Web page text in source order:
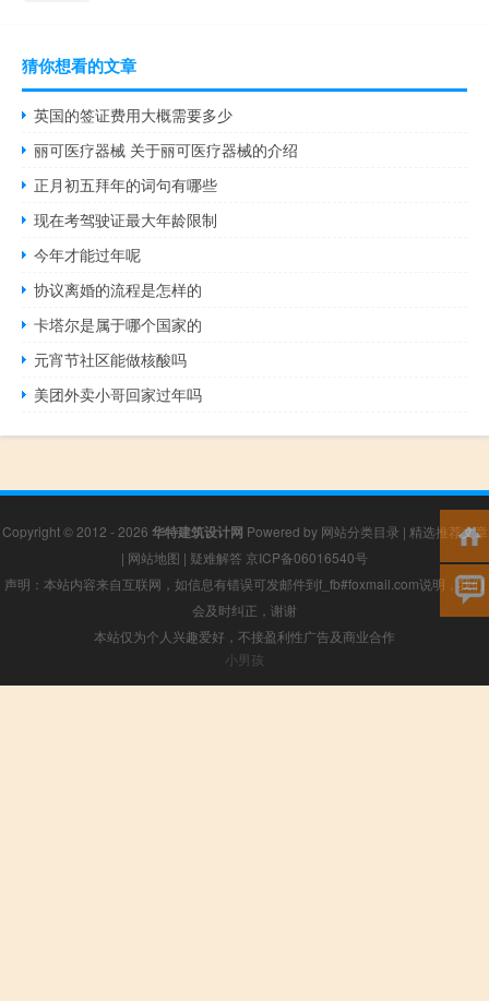
猜你想看的文章
英国的签证费用大概需要多少
丽可医疗器械 关于丽可医疗器械的介绍
正月初五拜年的词句有哪些
现在考驾驶证最大年龄限制
今年才能过年呢
协议离婚的流程是怎样的
卡塔尔是属于哪个国家的
元宵节社区能做核酸吗
美团外卖小哥回家过年吗
Copyright © 2012 - 2026 华特建筑设计网 Powered by 网站分类目录 | 精选推荐文章
| 网站地图 | 疑难解答 京ICP备06016540号
声明：本站内容来自互联网，如信息有错误可发邮件到f_fb#foxmail.com说明，我们
会及时纠正，谢谢
本站仅为个人兴趣爱好，不接盈利性广告及商业合作
小男孩